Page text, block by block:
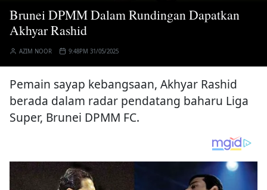
Brunei DPMM Dalam Rundingan Dapatkan
Akhyar Rashid
AZIM NOOR 9:48PM 31/05/2025
Pemain sayap kebangsaan, Akhyar Rashid
berada dalam radar pendatang baharu Liga
Super, Brunei DPMM FC.